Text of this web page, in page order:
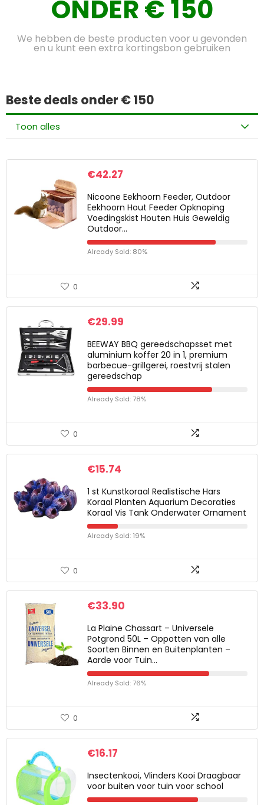
ONDER € 150
We hebben de beste producten voor u gevonden
en u kunt een extra kortingsbon gebruiken
Beste deals onder € 150
Toon alles
€42.27
Nicoone Eekhoorn Feeder, Outdoor
Eekhoorn Hout Feeder Opknoping
Voedingskist Houten Huis Geweldig
Outdoor…
Already Sold: 80%
0
€29.99
BEEWAY BBQ gereedschapsset met
aluminium koffer 20 in 1, premium
barbecue-grillgerei, roestvrij stalen
gereedschap
Already Sold: 78%
0
€15.74
1 st Kunstkoraal Realistische Hars
Koraal Planten Aquarium Decoraties
Koraal Vis Tank Onderwater Ornament
Already Sold: 19%
0
€33.90
La Plaine Chassart – Universele
Potgrond 50L – Oppotten van alle
Soorten Binnen en Buitenplanten –
Aarde voor Tuin…
Already Sold: 76%
0
€16.17
Insectenkooi, Vlinders Kooi Draagbaar
voor buiten voor tuin voor school